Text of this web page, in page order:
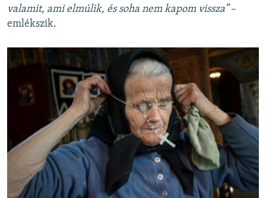
valamit, ami elmúlik, és soha nem kapom vissza”–
emlékszik.